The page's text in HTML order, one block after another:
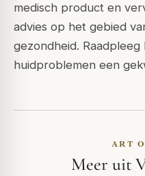
medisch product en
advies op het gebied
gezondheid. Raadpleeg
huidproblemen een
ART
Meer uit